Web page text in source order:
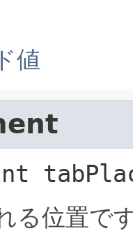
値
る位置で